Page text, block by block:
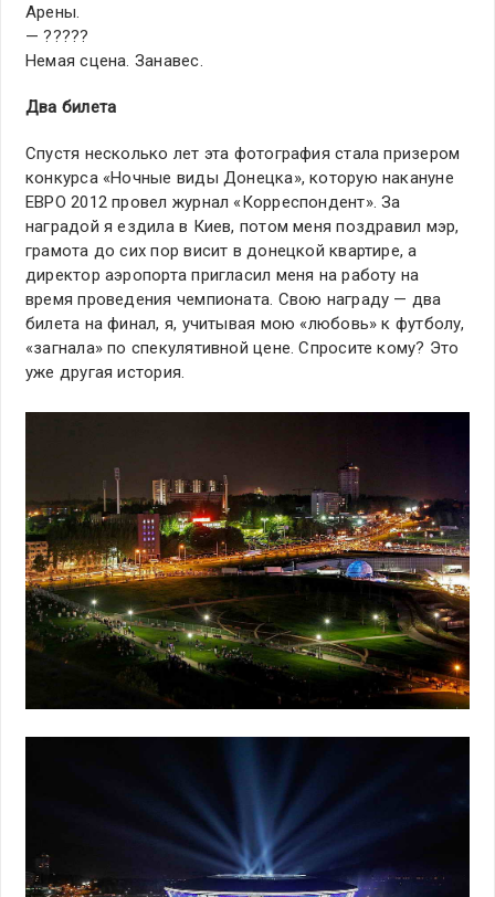
Арены.
— ?????
Немая сцена. Занавес.
Два билета
Спустя несколько лет эта фотография стала призером
конкурса «Ночные виды Донецка», которую накануне
ЕВРО 2012 провел журнал «Корреспондент». За
наградой я ездила в Киев, потом меня поздравил мэр,
грамота до сих пор висит в донецкой квартире, а
директор аэропорта пригласил меня на работу на
время проведения чемпионата. Свою награду — два
билета на финал, я, учитывая мою «любовь» к футболу,
«загнала» по спекулятивной цене. Спросите кому? Это
уже другая история.